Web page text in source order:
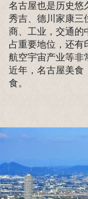
名古屋也是历史悠
秀吉、德川家康三
商、工业，交通的
占重要地位，还有
航空宇宙产业等非
近年，名古屋美食
食。